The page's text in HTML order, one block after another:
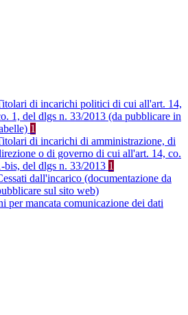
di incarichi politici di cui all'art. 14,
1, del dlgs n. 33/2013 (da pubblicare in
1
di incarichi di amministrazione, di
o di governo di cui all'art. 14, co.
bis, del dlgs n. 33/2013 1
dall'incarico (documentazione da
sul sito web)
per mancata comunicazione dei dati